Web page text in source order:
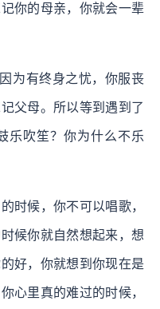
你的母亲，你就会一辈
为有终身之忧，你服丧
父母。所以等到遇到了
乐吹笙？你为什么不乐
时候，你不可以唱歌，
候你就自然想起来，想
好，你就想到你现在是
心里真的难过的时候，